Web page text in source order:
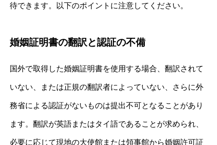
待できます。以下のポイントに注意してください。
婚姻証明書の翻訳と認証の不備
国外で取得した婚姻証明書を使用する場合、翻訳されて
いない、または正規の翻訳者によっていない、さらに外
務省による認証がないものは提出不可となることがあり
ます。翻訳が英語またはタイ語であることが求められ、
必要に応じて現地の大使館または領事館から婚姻許可証